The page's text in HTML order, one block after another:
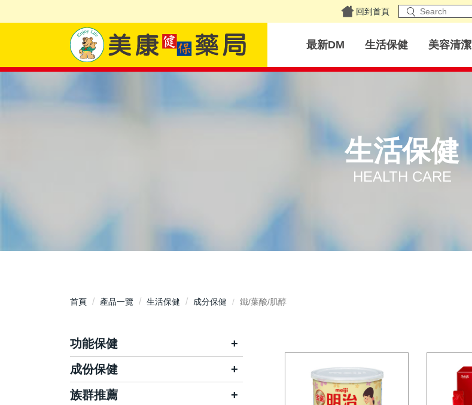
回到首頁
最新DM 生活保健 美容清潔
生活保健
HEALTH CARE
首頁 產品一覽 生活保健 成分保健 鐵/葉酸/肌醇
功能保健
晶亮有神
養顏美容
成份保健
鈣
族群推薦